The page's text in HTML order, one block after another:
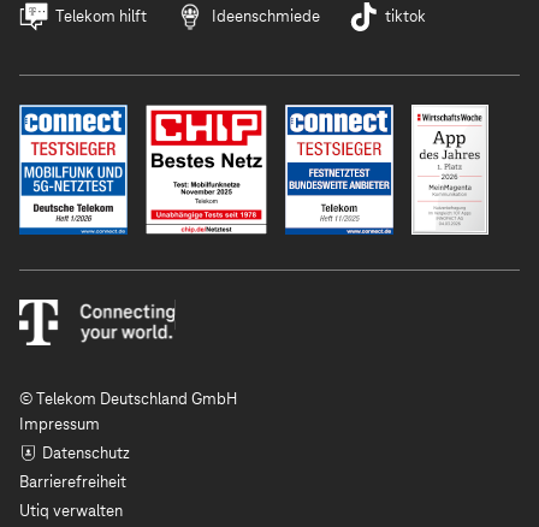
Telekom hilft Ideenschmiede tiktok
© Telekom Deutschland GmbH
Impressum
Datenschutz
Barrierefreiheit
Utiq verwalten